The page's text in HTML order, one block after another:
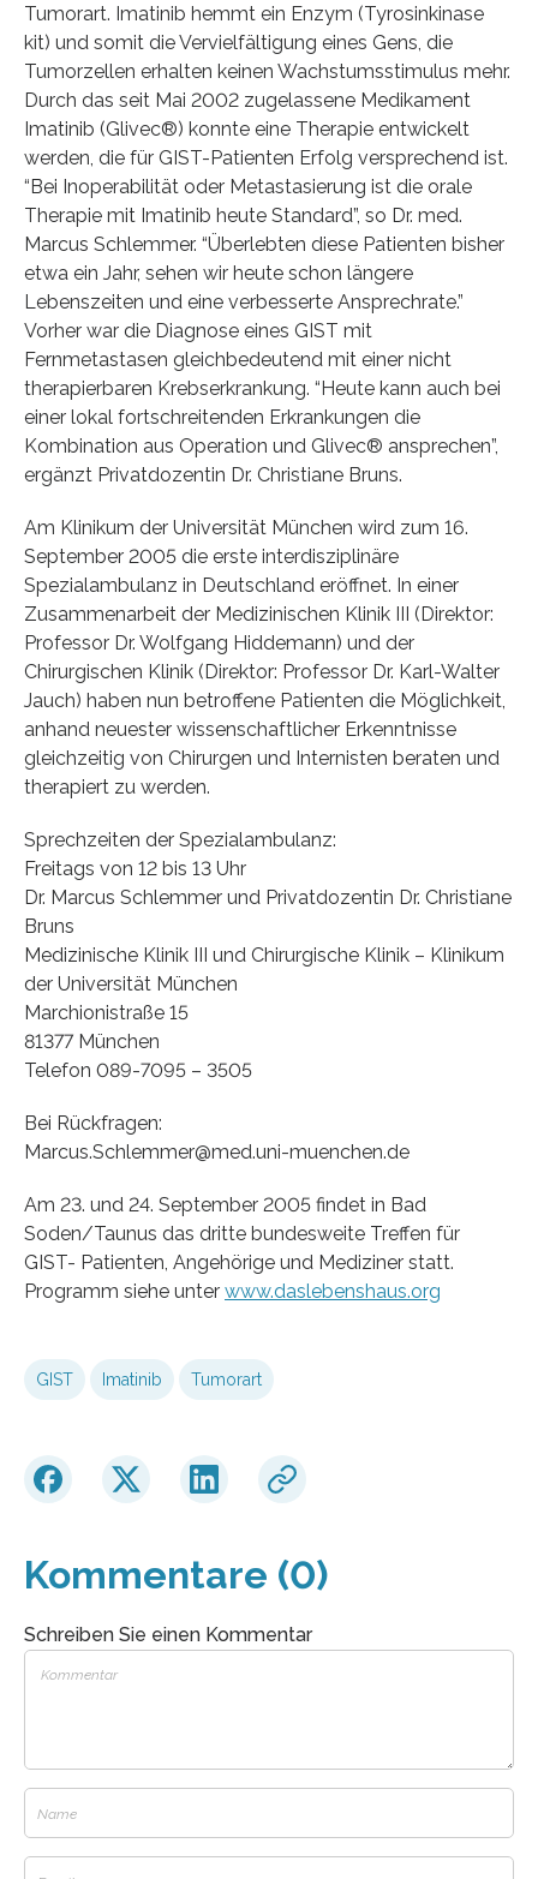
Tumorart. Imatinib hemmt ein Enzym (Tyrosinkinase
kit) und somit die Vervielfältigung eines Gens, die
Tumorzellen erhalten keinen Wachstumsstimulus mehr.
Durch das seit Mai 2002 zugelassene Medikament
Imatinib (Glivec®) konnte eine Therapie entwickelt
werden, die für GIST-Patienten Erfolg versprechend ist.
“Bei Inoperabilität oder Metastasierung ist die orale
Therapie mit Imatinib heute Standard”, so Dr. med.
Marcus Schlemmer. “Überlebten diese Patienten bisher
etwa ein Jahr, sehen wir heute schon längere
Lebenszeiten und eine verbesserte Ansprechrate.”
Vorher war die Diagnose eines GIST mit
Fernmetastasen gleichbedeutend mit einer nicht
therapierbaren Krebserkrankung. “Heute kann auch bei
einer lokal fortschreitenden Erkrankungen die
Kombination aus Operation und Glivec® ansprechen”,
ergänzt Privatdozentin Dr. Christiane Bruns.
Am Klinikum der Universität München wird zum 16.
September 2005 die erste interdisziplinäre
Spezialambulanz in Deutschland eröffnet. In einer
Zusammenarbeit der Medizinischen Klinik III (Direktor:
Professor Dr. Wolfgang Hiddemann) und der
Chirurgischen Klinik (Direktor: Professor Dr. Karl-Walter
Jauch) haben nun betroffene Patienten die Möglichkeit,
anhand neuester wissenschaftlicher Erkenntnisse
gleichzeitig von Chirurgen und Internisten beraten und
therapiert zu werden.
Sprechzeiten der Spezialambulanz:
Freitags von 12 bis 13 Uhr
Dr. Marcus Schlemmer und Privatdozentin Dr. Christiane
Bruns
Medizinische Klinik III und Chirurgische Klinik – Klinikum
der Universität München
Marchionistraße 15
81377 München
Telefon 089-7095 – 3505
Bei Rückfragen:
Marcus.Schlemmer@med.uni-muenchen.de
Am 23. und 24. September 2005 findet in Bad
Soden/Taunus das dritte bundesweite Treffen für
GIST- Patienten, Angehörige und Mediziner statt.
Programm siehe unter www.daslebenshaus.org
GIST Imatinib Tumorart
Kommentare (0)
Schreiben Sie einen Kommentar